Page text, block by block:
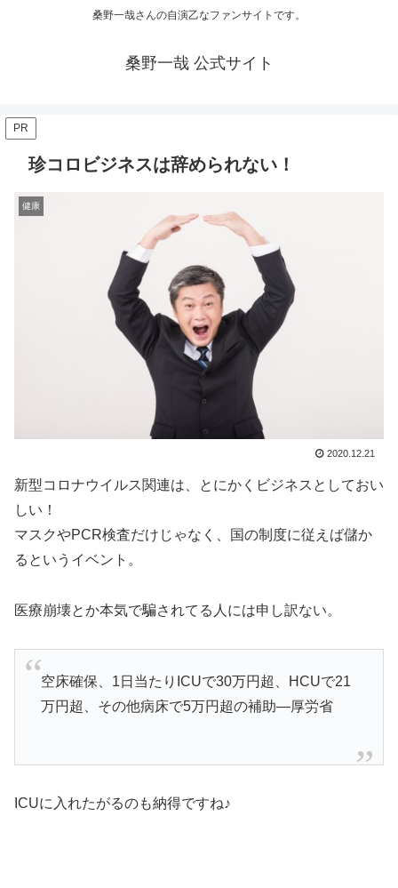
桑野一哉さんの自演乙なファンサイトです。
桑野一哉 公式サイト
PR
珍コロビジネスは辞められない！
健康
2020.12.21
新型コロナウイルス関連は、とにかくビジネスとしておい
しい！
マスクやPCR検査だけじゃなく、国の制度に従えば儲か
るというイベント。
医療崩壊とか本気で騙されてる人には申し訳ない。
空床確保、1日当たりICUで30万円超、HCUで21
万円超、その他病床で5万円超の補助―厚労省
ICUに入れたがるのも納得ですね♪